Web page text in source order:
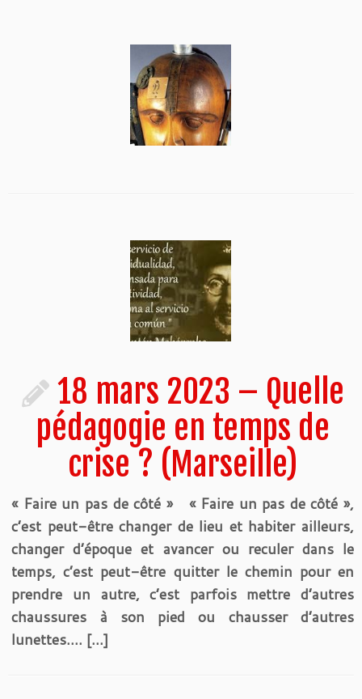
18 mars 2023 – Quelle
pédagogie en temps de
crise ? (Marseille)
« Faire un pas de côté » « Faire un pas de côté »,
c’est peut-être changer de lieu et habiter ailleurs,
changer d’époque et avancer ou reculer dans le
temps, c’est peut-être quitter le chemin pour en
prendre un autre, c’est parfois mettre d’autres
chaussures à son pied ou chausser d’autres
lunettes.… […]